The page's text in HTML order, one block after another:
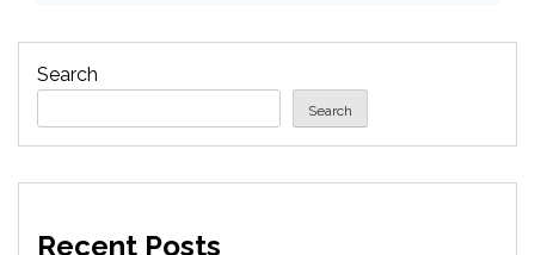
Search
Search
Recent Posts